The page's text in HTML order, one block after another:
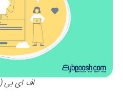
اف ای بی (FAB)